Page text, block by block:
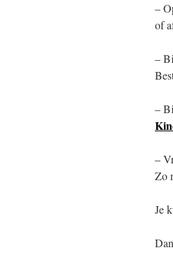
–
of
–
–
–
Zo
Je